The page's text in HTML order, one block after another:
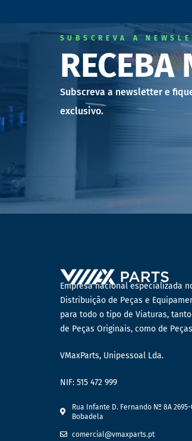
SUBSCREVA A
RECEBA
Subscreva a newsletter e
exclusivo.
Empresa nacional especializada
Distribuição de Peças e
para todo o tipo de Viaturas,
de Peças Originais, como de
VMaxParts, Unipessoal Lda.
NIF: 515 472 999
Rua Infante D. Fernando Nº 8A 2695-
Bobadela
comercial@vmaxparts.pt